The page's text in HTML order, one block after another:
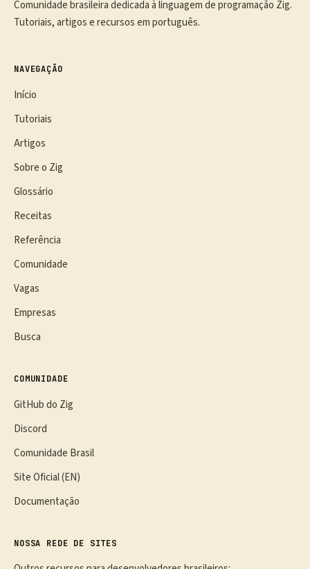
Comunidade brasileira dedicada à linguagem de programação Zig.
Tutoriais, artigos e recursos em português.
NAVEGAÇÃO
Início
Tutoriais
Artigos
Sobre o Zig
Glossário
Receitas
Referência
Comunidade
Vagas
Empresas
Busca
COMUNIDADE
GitHub do Zig
Discord
Comunidade Brasil
Site Oficial (EN)
Documentação
NOSSA REDE DE SITES